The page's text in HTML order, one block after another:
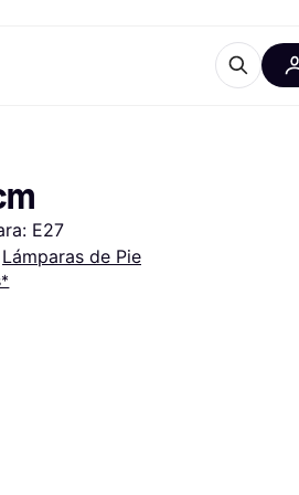
E27
Lámparas de Pie